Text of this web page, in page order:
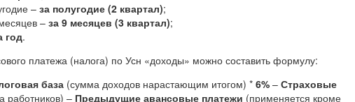
–за полугодие (2 квартал);
– за 9 месяцев (3 квартал);
год.
платежа (налога) по Усн «доходы» можно составить формулу:
база (сумма доходов нарастающим итогом) * 6% – Страховые
работников) – Предыдущие авансовые платежи (применяется кроме